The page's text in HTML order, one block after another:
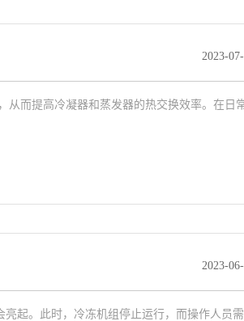
2023-
从而提高冷凝器和蒸发器的热交换效率。在日
2023-
起。此时，冷冻机组停止运行，而操作人员